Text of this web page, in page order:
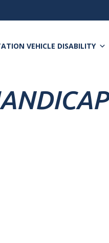
VEHICLE DISABILITY